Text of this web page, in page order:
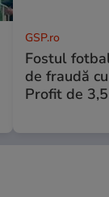
GSP.ro
Fostul
de fraudă
Profit de